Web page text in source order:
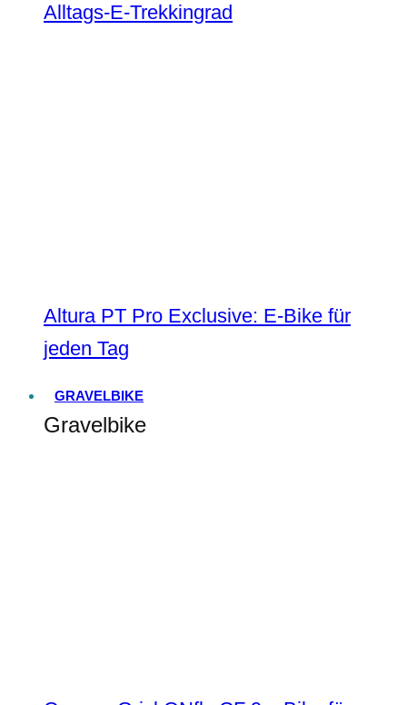
Alltags-E-Trekkingrad
Altura PT Pro Exclusive: E-Bike für
jeden Tag
GRAVELBIKE
Gravelbike